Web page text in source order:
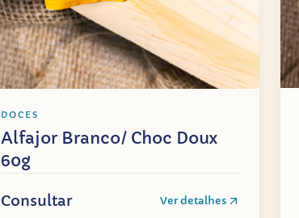
DOCES
Alfajor Branco/ Choc Doux
60g
Consultar Ver detalhes